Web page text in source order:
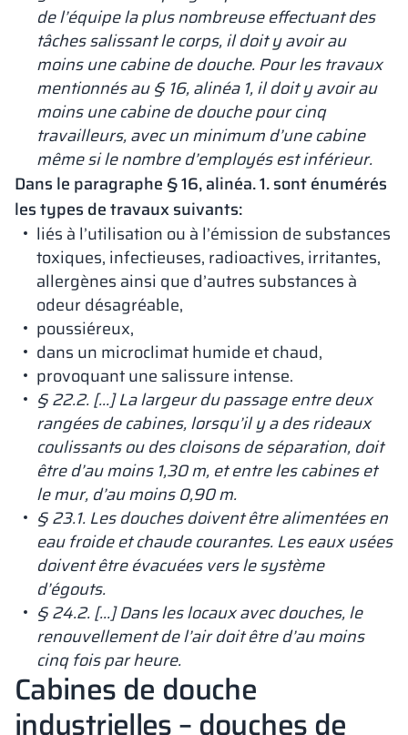
de l’équipe la plus nombreuse effectuant des
tâches salissant le corps, il doit y avoir au
moins une cabine de douche. Pour les travaux
mentionnés au § 16, alinéa 1, il doit y avoir au
moins une cabine de douche pour cinq
travailleurs, avec un minimum d’une cabine
même si le nombre d’employés est inférieur.
Dans le paragraphe § 16, alinéa. 1. sont énumérés
les types de travaux suivants:
liés à l’utilisation ou à l’émission de substances
toxiques, infectieuses, radioactives, irritantes,
allergènes ainsi que d’autres substances à
odeur désagréable,
poussiéreux,
dans un microclimat humide et chaud,
provoquant une salissure intense.
§ 22.2. […] La largeur du passage entre deux
rangées de cabines, lorsqu’il y a des rideaux
coulissants ou des cloisons de séparation, doit
être d’au moins 1,30 m, et entre les cabines et
le mur, d’au moins 0,90 m.
§ 23.1. Les douches doivent être alimentées en
eau froide et chaude courantes. Les eaux usées
doivent être évacuées vers le système
d’égouts.
§ 24.2. […] Dans les locaux avec douches, le
renouvellement de l’air doit être d’au moins
cinq fois par heure.
Cabines de douche
industrielles – douches de